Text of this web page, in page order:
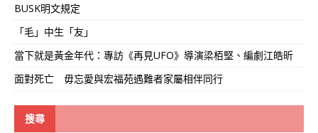
BUSK明文規定
「毛」中生「友」
當下就是黃金年代：專訪《再見UFO》導演梁栢堅、編劇江皓昕
面對死亡 毋忘愛與宏福苑遇難者家屬相伴同行
搜尋